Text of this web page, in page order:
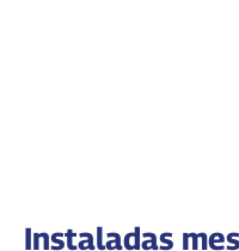
Instaladas